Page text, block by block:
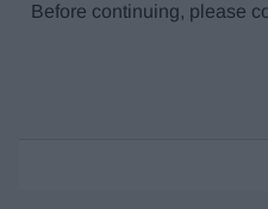
Before continuing, please